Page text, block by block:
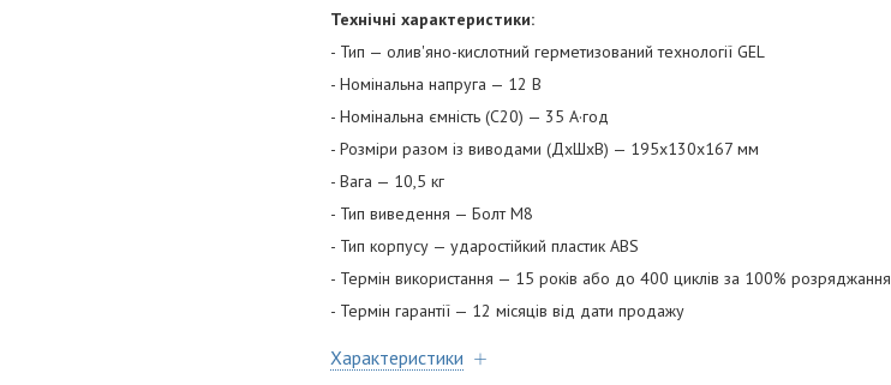
Технічні характеристики:
- Тип — олив'яно-кислотний герметизований технології GEL
- Номінальна напруга — 12 В
- Номінальна ємність (С20) — 35 А·год
- Розміри разом із виводами (ДхШхВ) — 195х130х167 мм
- Вага — 10,5 кг
- Тип виведення — Болт М8
- Тип корпусу — ударостійкий пластик ABS
- Термін використання — 15 років або до 400 циклів за 100% розряджання
- Термін гарантії — 12 місяців від дати продажу
Характеристики